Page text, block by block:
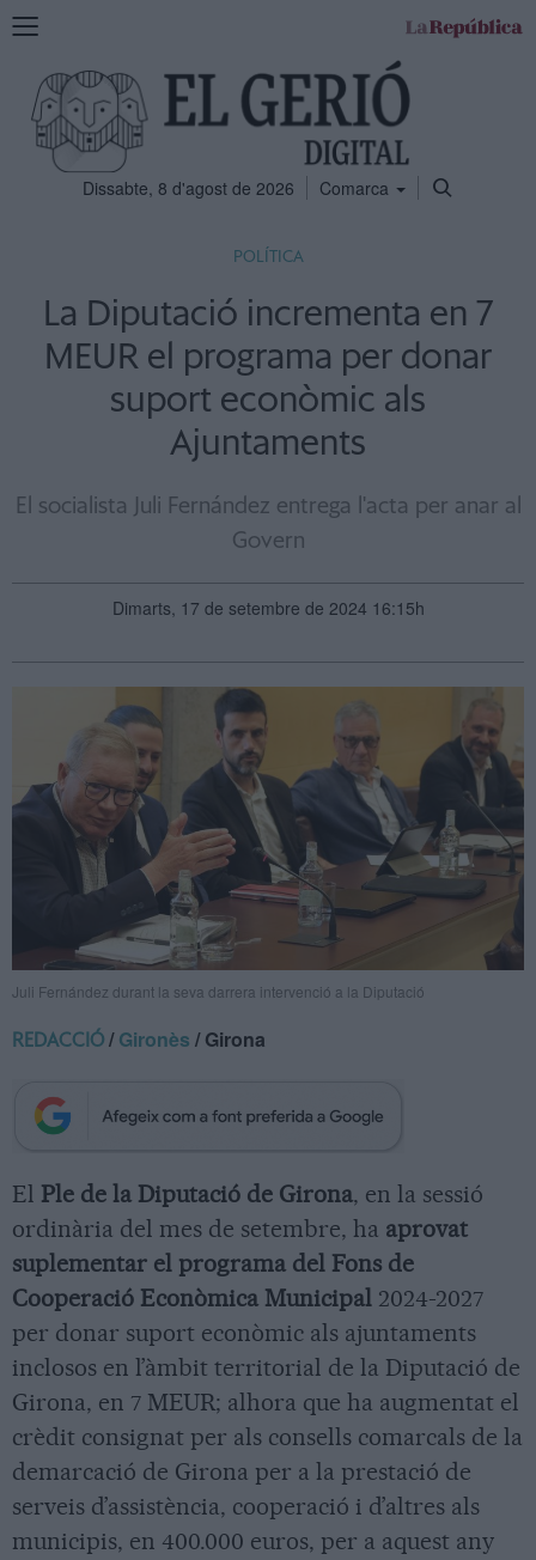
Mostra
navegació
Dissabte, 8 d'agost de 2026 Comarca
POLÍTICA
La Diputació incrementa en 7
MEUR el programa per donar
suport econòmic als
Ajuntaments
El socialista Juli Fernández entrega l'acta per anar al
Govern
Dimarts, 17 de setembre de 2024 16:15h
Juli Fernández durant la seva darrera intervenció a la Diputació
REDACCIÓ /Gironès / Girona
El Ple de la Diputació de Girona, en la sessió
ordinària del mes de setembre, ha aprovat
suplementar el programa del Fons de
Cooperació Econòmica Municipal 2024-2027
per donar suport econòmic als ajuntaments
inclosos en l’àmbit territorial de la Diputació de
Girona, en 7 MEUR; alhora que ha augmentat el
crèdit consignat per als consells comarcals de la
demarcació de Girona per a la prestació de
serveis d’assistència, cooperació i d’altres als
municipis, en 400.000 euros, per a aquest any